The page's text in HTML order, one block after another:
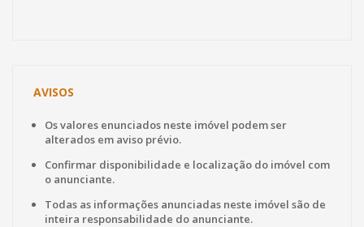
AVISOS
Os valores enunciados neste imóvel podem ser
alterados em aviso prévio.
Confirmar disponibilidade e localização do imóvel com
o anunciante.
Todas as informações anunciadas neste imóvel são de
inteira responsabilidade do anunciante.